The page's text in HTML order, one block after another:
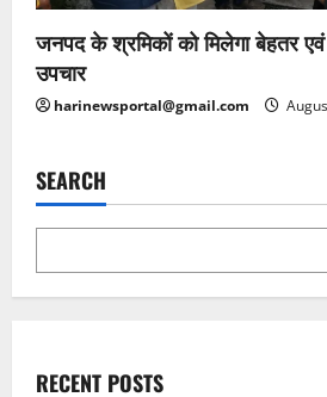
जनपद के श्रमिकों को मिलेगा बेहतर
उपचार
harinewsportal@gmail.com
SEARCH
RECENT POSTS